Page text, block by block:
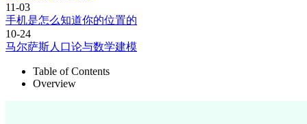
11-03
手机是怎么知道你的位置的
10-24
马尔萨斯人口论与数学建模
Table of Contents
Overview